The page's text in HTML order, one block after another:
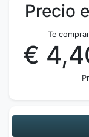
Precio
Te
€